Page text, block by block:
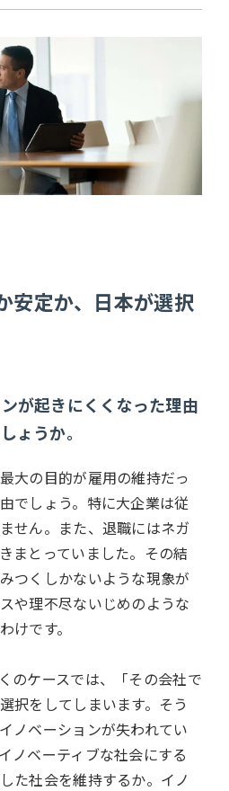
安定か、日本が選択
が起きにくくなった理由
ょうか。
大の目的が雇用の維持だっ
でしょう。特に大企業は従
せん。また、退職にはネガ
まとっていました。その結
つくしかないような現象が
や理不尽ないじめのような
けです。
のケースでは、「その会社で
択をしてしまいます。そう
ノベーションが失われてい
ノベーティブな社会にする
た社会を維持するか。イノ